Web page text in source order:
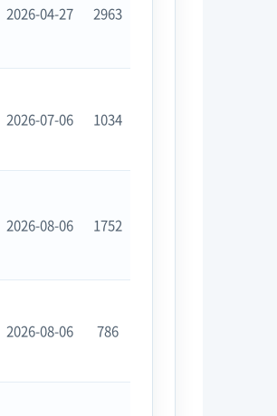
2026-04-27 2963
2026-07-06 1034
2026-08-06 1752
2026-08-06 786